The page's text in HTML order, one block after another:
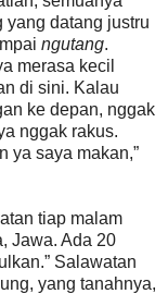
yang datang justru
ngutang.
merasa kecil
di sini. Kalau
ke depan, nggak
nggak rakus.
ya saya makan,”
tiap malam
Jawa. Ada 20
Salawatan
yang tanahnya,